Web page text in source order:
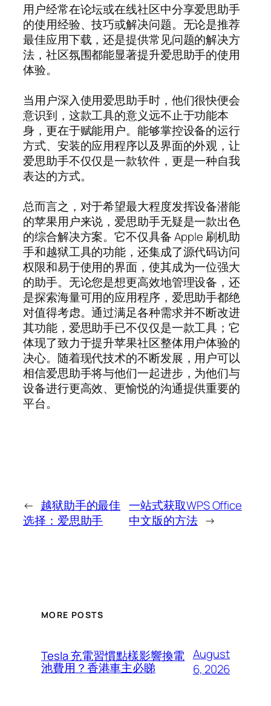
用户经常在论坛或在线社区中分享爱思助手
的使用经验、技巧或解决问题。无论是推荐
最佳应用下载，还是提供常见问题的解决方
法，社区氛围都能显著提升爱思助手的使用
体验。
当用户深入使用爱思助手时，他们很快便会
意识到，这款工具的意义远不止于功能本
身，更在于赋能用户。能够掌控设备的运行
方式、安装的应用程序以及界面的外观，让
爱思助手不仅仅是一款软件，更是一种自我
表达的方式。
总而言之，对于希望最大程度发挥设备潜能
的苹果用户来说，爱思助手无疑是一款出色
的综合解决方案。它不仅具备 Apple 刷机助
手和越狱工具的功能，还集成了源代码访问
权限和易于使用的界面，使其成为一位强大
的助手。无论您是想更高效地管理设备，还
是探索海量可用的应用程序，爱思助手都绝
对值得考虑。通过满足各种需求并不断改进
其功能，爱思助手已不仅仅是一款工具；它
体现了致力于提升苹果社区整体用户体验的
决心。随着现代技术的不断发展，用户可以
相信爱思助手将与他们一起进步，为他们与
设备进行更高效、更愉悦的沟通提供重要的
平台。
← 越狱助手的最佳
选择：爱思助手
一站式获取WPS Office
中文版的方法 →
MORE POSTS
Tesla 充電習慣點樣影響換電
池費用？香港車主必睇
August
6, 2026